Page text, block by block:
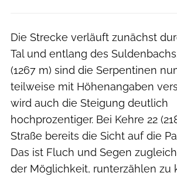
Die Strecke verläuft zunächst
Tal und entlang des
(1267 m) sind die Serpentinen
teilweise mit Höhenangaben
wird auch die Steigung deutlich
hochprozentiger. Bei Kehre 22
Straße bereits die Sicht auf die
Das ist Fluch und Segen
der Möglichkeit, runterzählen zu